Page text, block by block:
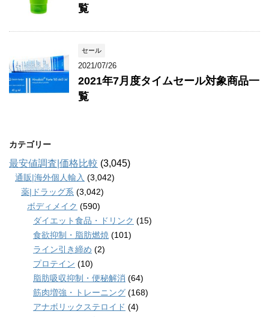
覧
セール
2021/07/26
2021年7月度タイムセール対象商品一
覧
カテゴリー
最安値調査|価格比較 (3,045)
通販|海外個人輸入 (3,042)
薬|ドラッグ系 (3,042)
ボディメイク (590)
ダイエット食品・ドリンク (15)
食欲抑制・脂肪燃焼 (101)
ライン引き締め (2)
プロテイン (10)
脂肪吸収抑制・便秘解消 (64)
筋肉増強・トレーニング (168)
アナボリックステロイド (4)